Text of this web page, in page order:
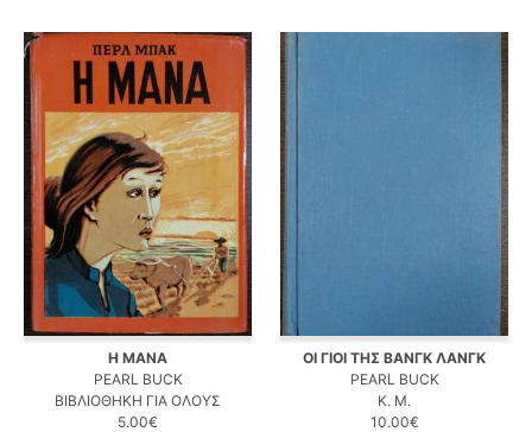
Η ΜΑΝΑ
PEARL BUCK
ΒΙΒΛΙΟΘΗΚΗ ΓΙΑ ΟΛΟΥΣ
5.00€
ΟΙ ΓΙΟΙ ΤΗΣ ΒΑΝΓΚ ΛΑΝΓΚ
PEARL BUCK
Κ. Μ.
10.00€